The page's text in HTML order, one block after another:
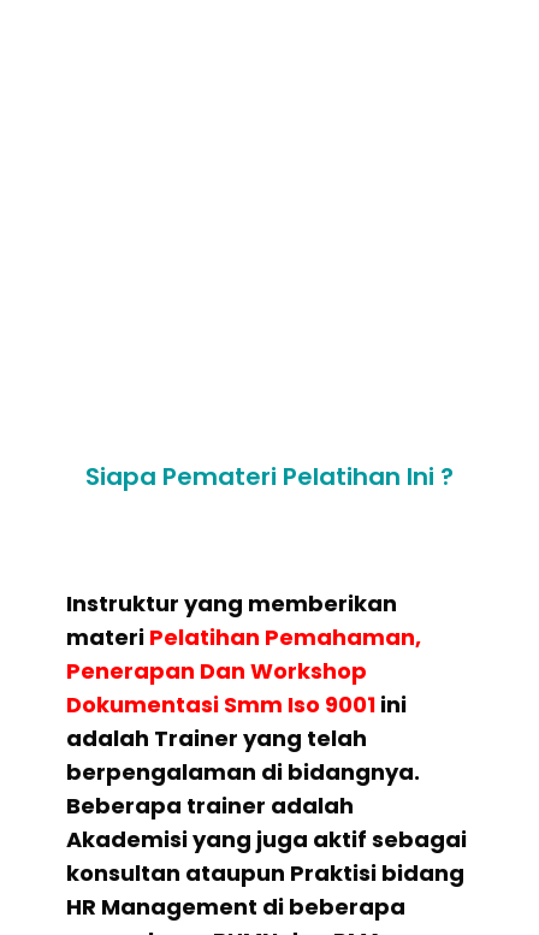
Siapa Pemateri Pelatihan Ini ?
Instruktur yang memberikan
materi Pelatihan Pemahaman,
Penerapan Dan Workshop
Dokumentasi Smm Iso 9001 ini
adalah Trainer yang telah
berpengalaman di bidangnya.
Beberapa trainer adalah
Akademisi yang juga aktif sebagai
konsultan ataupun Praktisi bidang
HR Management di beberapa